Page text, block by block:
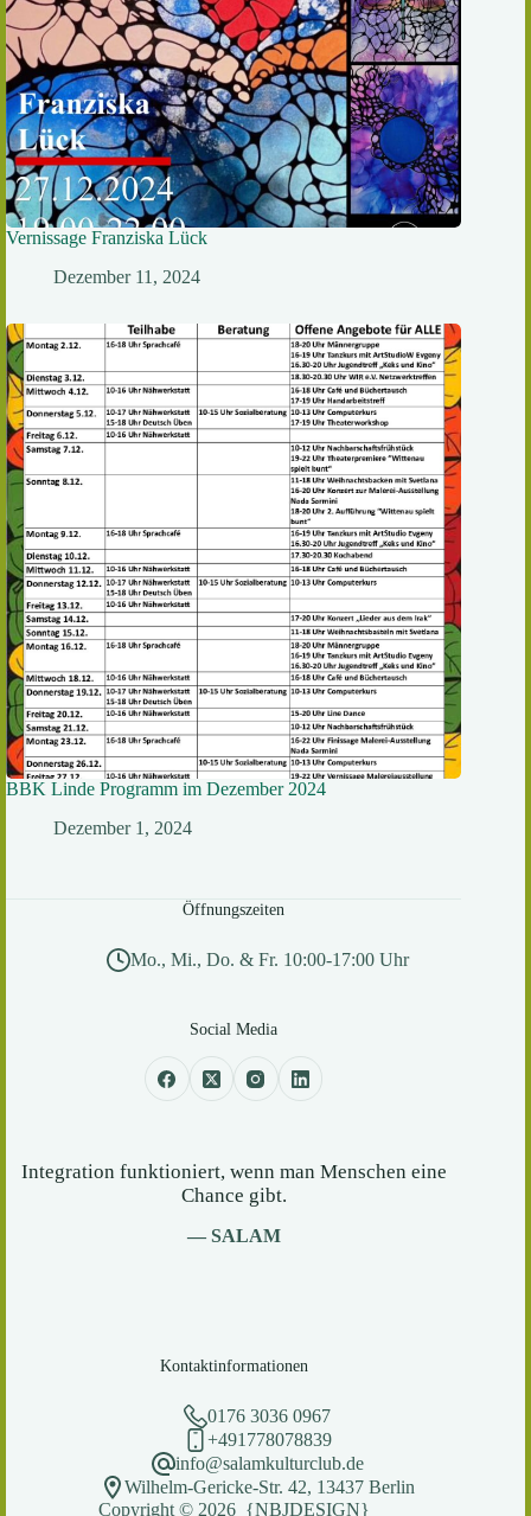
Vernissage Franziska Lück
Dezember 11, 2024
BBK Linde Programm im Dezember 2024
Dezember 1, 2024
Öffnungszeiten
Mo., Mi., Do. & Fr. 10:00-17:00 Uhr
Social Media
Integration funktioniert, wenn man Menschen eine
Chance gibt.
— SALAM
Kontaktinformationen
0176 3036 0967
+491778078839
info@salamkulturclub.de
Wilhelm-Gericke-Str. 42, 13437 Berlin
Copyright © 2026 {NBJDESIGN}